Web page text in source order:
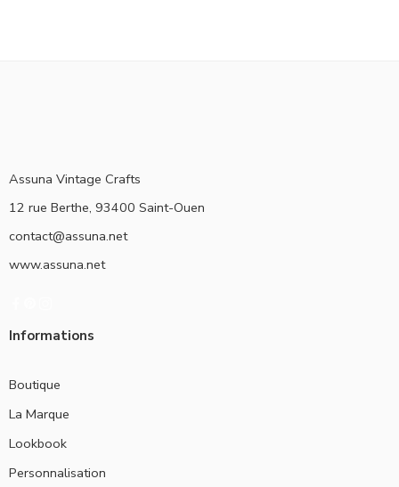
Assuna Vintage Crafts
12 rue Berthe, 93400 Saint-Ouen
contact@assuna.net
www.assuna.net
Informations
Boutique
La Marque
Lookbook
Personnalisation